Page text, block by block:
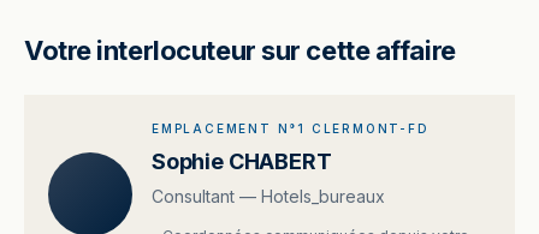
Votre interlocuteur sur cette affaire
EMPLACEMENT N°1 CLERMONT-FD
Sophie CHABERT
Consultant — Hotels_bureaux